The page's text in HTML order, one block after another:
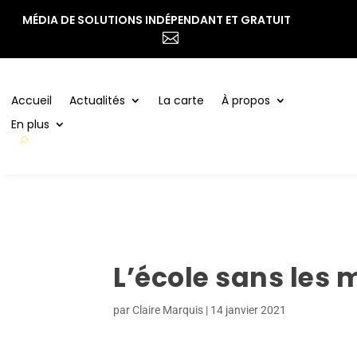
MÉDIA DE SOLUTIONS INDÉPENDANT ET GRATUIT

Accueil Actualités La carte
À propos
En plus
Accueil Actualités La carte
À propos
L’école sans les
parClaire Marquis | 14 janvier 2021